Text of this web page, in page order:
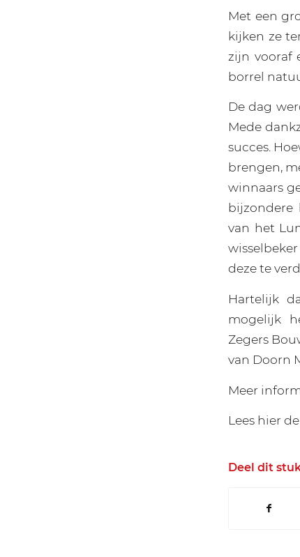
Met een
kijken ze
zijn vooraf
borrel
De dag
Mede
succes.
brengen,
winnaars
bijzondere
van het
deze te
Hartelijk
mogelijk
Zegers
van Doorn
Meer
Lees hier de
Deel dit